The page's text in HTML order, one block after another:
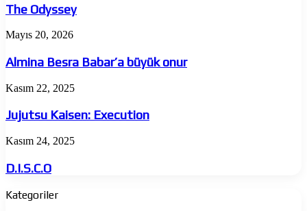
The Odyssey
Almina
Babar’a
büyük
onur
Mayıs 20, 2026
Almina Besra Babar’a büyük onur
Jujutsu
Execution
Kasım 22, 2025
Jujutsu Kaisen: Execution
D.I.S.C.O
Kasım 24, 2025
D.I.S.C.O
Kategoriler